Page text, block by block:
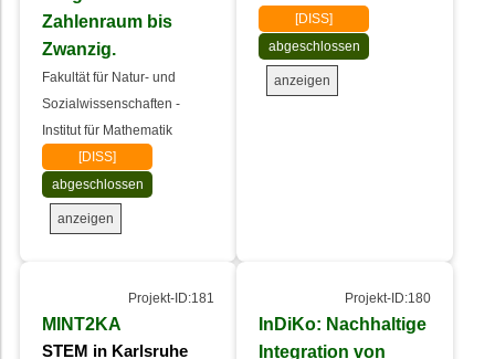
Zahlenraum bis
Zwanzig.
Fakultät für Natur- und
Sozialwissenschaften -
Institut für Mathematik
[DISS]
abgeschlossen
anzeigen
[DISS]
abgeschlossen
anzeigen
Projekt-ID:181
MINT2KA
STEM in Karlsruhe
Projekt-ID:180
InDiKo: Nachhaltige
Integration von